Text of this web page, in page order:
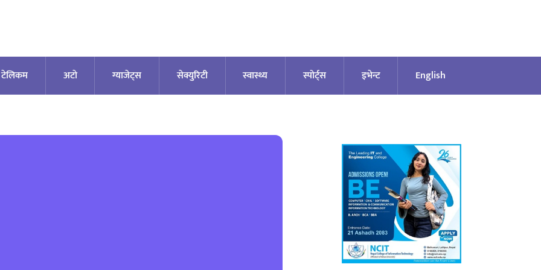
टेलिकम अटाे ग्याजेट्स सेक्युरिटी स्वास्थ्य स्पोर्ट्स इभेन्ट English